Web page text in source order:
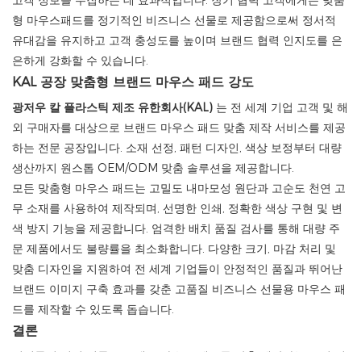
형 마우스패드를 정기적인 비즈니스 선물로 제공함으로써 정서적
유대감을 유지하고 고객 충성도를 높이며 브랜드 협력 인지도를 은
은하게 강화할 수 있습니다.
KAL 공장 맞춤형 브랜드 마우스 패드 강도
광저우 칼 플라스틱 제조 유한회사(KAL) 는 전 세계 기업 고객 및 해
외 구매자를 대상으로 브랜드 마우스 패드 맞춤 제작 서비스를 제공
하는 전문 공장입니다. 소재 선정, 패턴 디자인, 색상 보정부터 대량
생산까지 원스톱 OEM/ODM 맞춤 솔루션을 제공합니다.
모든 맞춤형 마우스 패드는 고밀도 내마모성 원단과 고순도 천연 고
무 소재를 사용하여 제작되며, 선명한 인쇄, 정확한 색상 구현 및 변
색 방지 기능을 제공합니다. 엄격한 배치 품질 검사를 통해 대량 주
문 제품에서도 불량률을 최소화합니다. 다양한 크기, 마감 처리 및
맞춤 디자인을 지원하여 전 세계 기업들이 안정적인 품질과 뛰어난
브랜드 이미지 구축 효과를 갖춘 고품질 비즈니스 선물용 마우스 패
드를 제작할 수 있도록 돕습니다.
결론